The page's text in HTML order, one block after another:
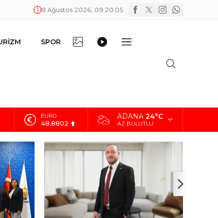
8 Ağustos 2026, 09:20:06
SPOR
ALTIN
5.629,56
BİST
10.824,63
EURO
48,8802
ADANA 24°C
AZ BULUTLU